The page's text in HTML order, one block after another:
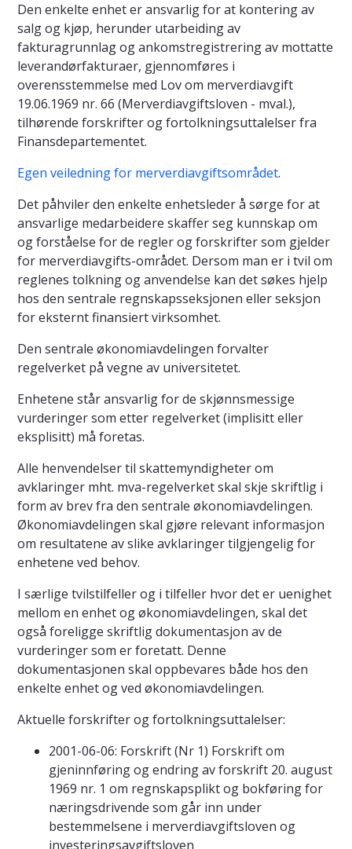
Den enkelte enhet er ansvarlig for at kontering av
salg og kjøp, herunder utarbeiding av
fakturagrunnlag og ankomstregistrering av mottatte
leverandørfakturaer, gjennomføres i
overensstemmelse med Lov om merverdiavgift
19.06.1969 nr. 66 (Merverdiavgiftsloven - mval.),
tilhørende forskrifter og fortolkningsuttalelser fra
Finansdepartementet.
Egen veiledning for merverdiavgiftsområdet.
Det påhviler den enkelte enhetsleder å sørge for at
ansvarlige medarbeidere skaffer seg kunnskap om
og forståelse for de regler og forskrifter som gjelder
for merverdiavgifts-området. Dersom man er i tvil om
reglenes tolkning og anvendelse kan det søkes hjelp
hos den sentrale regnskapsseksjonen eller seksjon
for eksternt finansiert virksomhet.
Den sentrale økonomiavdelingen forvalter
regelverket på vegne av universitetet.
Enhetene står ansvarlig for de skjønnsmessige
vurderinger som etter regelverket (implisitt eller
eksplisitt) må foretas.
Alle henvendelser til skattemyndigheter om
avklaringer mht. mva-regelverket skal skje skriftlig i
form av brev fra den sentrale økonomiavdelingen.
Økonomiavdelingen skal gjøre relevant informasjon
om resultatene av slike avklaringer tilgjengelig for
enhetene ved behov.
I særlige tvilstilfeller og i tilfeller hvor det er uenighet
mellom en enhet og økonomiavdelingen, skal det
også foreligge skriftlig dokumentasjon av de
vurderinger som er foretatt. Denne
dokumentasjonen skal oppbevares både hos den
enkelte enhet og ved økonomiavdelingen.
Aktuelle forskrifter og fortolkningsuttalelser:
2001-06-06: Forskrift (Nr 1) Forskrift om
gjeninnføring og endring av forskrift 20. august
1969 nr. 1 om regnskapsplikt og bokføring for
næringsdrivende som går inn under
bestemmelsene i merverdiavgiftsloven og
investeringsavgiftsloven